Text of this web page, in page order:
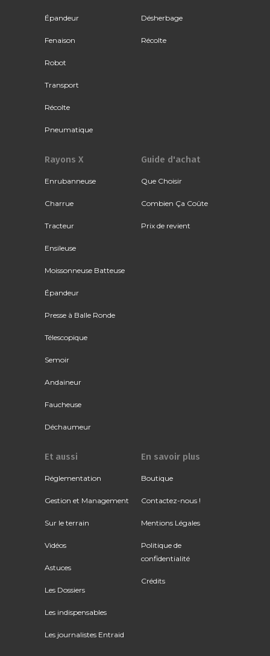
Épandeur
Fenaison
Robot
Transport
Récolte
Pneumatique
Désherbage
Récolte
Rayons X
Enrubanneuse
Charrue
Tracteur
Ensileuse
Moissonneuse Batteuse
Épandeur
Presse à Balle Ronde
Télescopique
Semoir
Andaineur
Faucheuse
Déchaumeur
Guide d'achat
Que Choisir
Combien Ça Coûte
Prix de revient
Et aussi
Réglementation
Gestion et Management
Sur le terrain
Vidéos
Astuces
Les Dossiers
Les indispensables
Les journalistes Entraid
En savoir plus
Boutique
Contactez-nous !
Mentions Légales
Politique de
confidentialité
Crédits